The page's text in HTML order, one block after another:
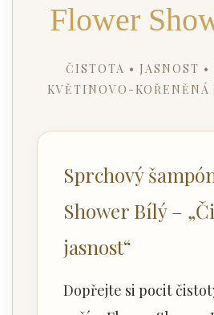
Flower
ČISTOTA • JASNOST •
KVĚTINOVO-KOŘENĚNÁ
Sprchový
Shower Bílý –
jasnost“
Dopřejte si pocit